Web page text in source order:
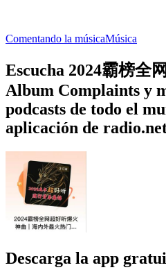
Comentando la músicaMúsica
Escucha 2024霸榜全
Album Complaints y
podcasts de todo el
aplicación de
Descarga la app